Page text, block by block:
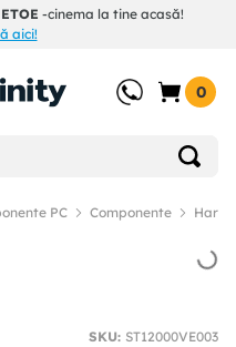
-cinema la tine acasă!
aici!
0
PC Componente Hard
SKU: ST12000VE003